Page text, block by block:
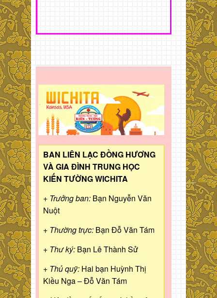
BAN LIÊN LẠC ĐỒNG HƯƠNG
VÀ GIA ĐÌNH TRUNG HỌC
KIẾN TƯỜNG WICHITA
+ Trưởng ban: Bạn Nguyễn Văn
Nuột
+ Thường trực: Bạn Đỗ Văn Tám
+ Thư ký: Bạn Lê Thành Sử
+ Thủ quỹ: Hai bạn Huỳnh Thị
Kiều Nga – Đỗ Văn Tám